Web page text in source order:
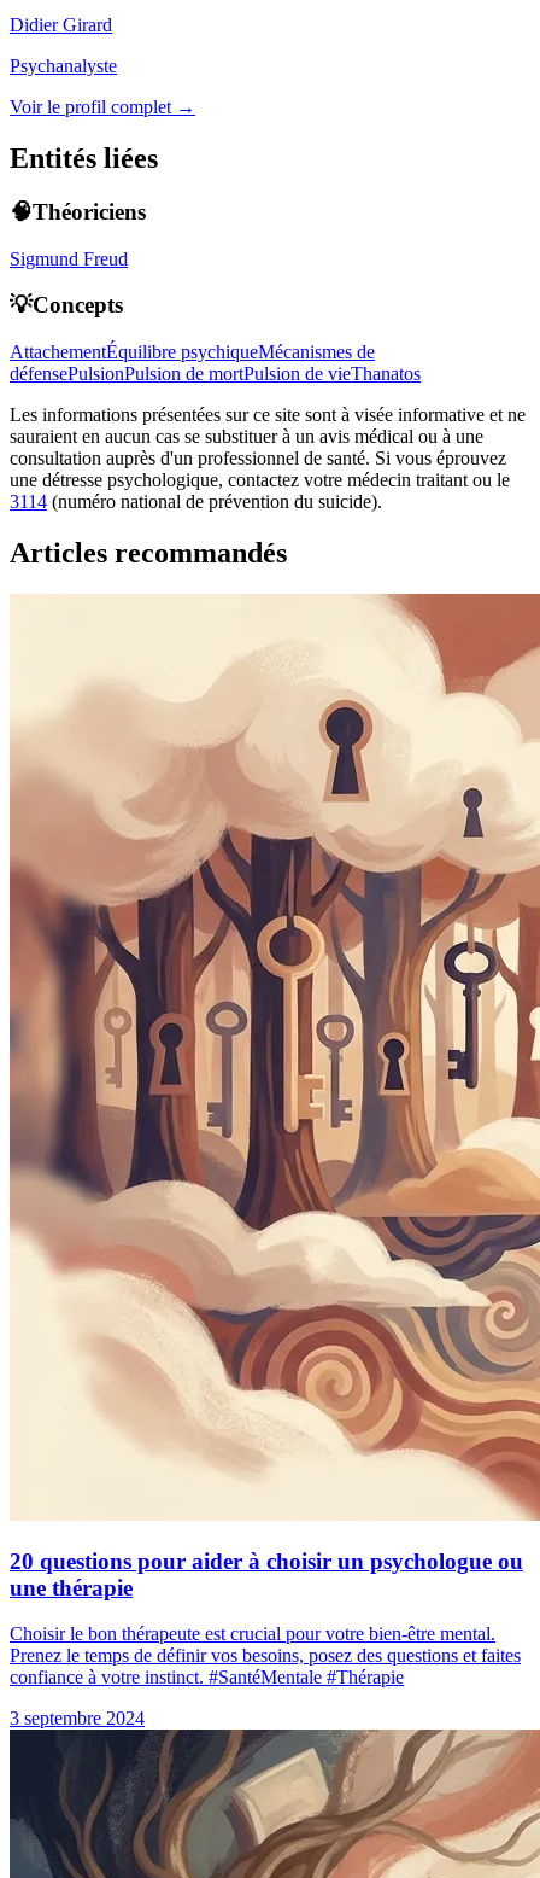
Didier Girard
Psychanalyste
Voir le profil complet →
Entités liées
🧠Théoriciens
Sigmund Freud
💡Concepts
AttachementÉquilibre psychiqueMécanismes de
défensePulsionPulsion de mortPulsion de vieThanatos
Les informations présentées sur ce site sont à visée informative et ne
sauraient en aucun cas se substituer à un avis médical ou à une
consultation auprès d'un professionnel de santé. Si vous éprouvez
une détresse psychologique, contactez votre médecin traitant ou le
3114 (numéro national de prévention du suicide).
Articles recommandés
20 questions pour aider à choisir un psychologue ou
une thérapie
Choisir le bon thérapeute est crucial pour votre bien-être mental.
Prenez le temps de définir vos besoins, posez des questions et faites
confiance à votre instinct. #SantéMentale #Thérapie
3 septembre 2024